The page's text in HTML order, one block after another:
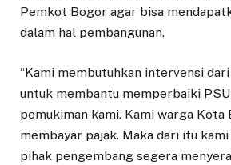
Pemkot Bogor agar bisa
dalam hal pembangunan.
“Kami membutuhkan intervensi
untuk membantu memperbaiki PSU
pemukiman kami. Kami warga Kota
membayar pajak. Maka dari itu
pihak pengembang segera